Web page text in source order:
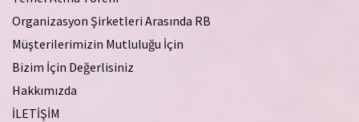
Organizasyon Şirketleri Arasında RB
Müşterilerimizin Mutluluğu İçin
Bizim İçin Değerlisiniz
Hakkımızda
İLETİŞİM